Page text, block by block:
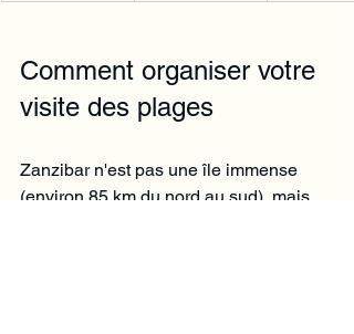
Comment organiser votre
visite des plages
Zanzibar n'est pas une île immense
(environ 85 km du nord au sud), mais